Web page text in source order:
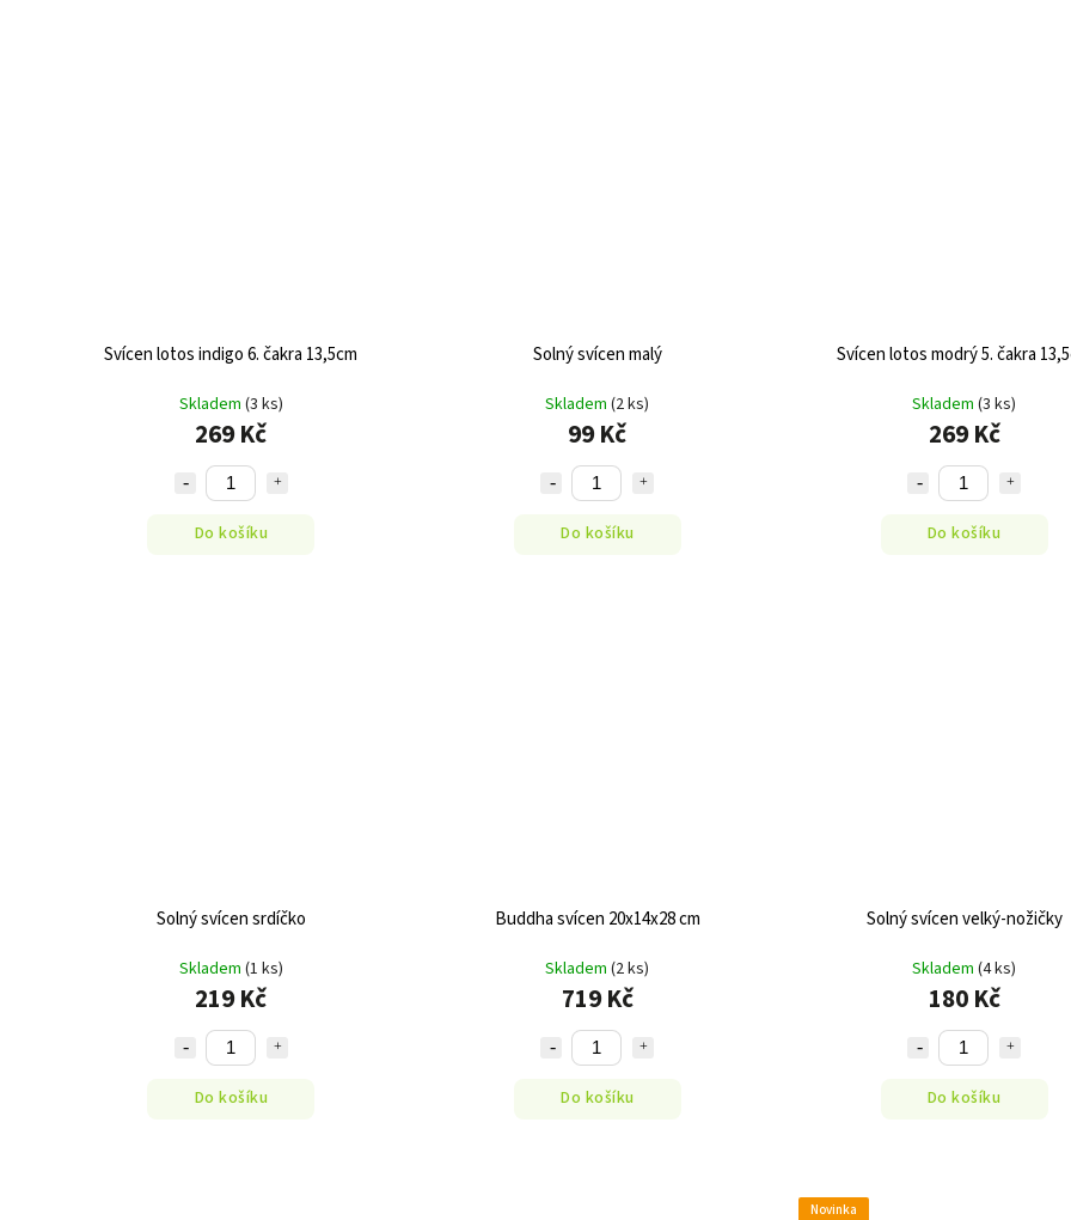
Svícen lotos indigo 6. čakra 13,5cm
Skladem (3 ks)
269 Kč
Do košíku
Solný svícen malý
Skladem(2 ks)
99 Kč
Do košíku
Svícen lotos modrý 5. čakra
Skladem(3 ks)
269 Kč
Do košíku
Solný svícen srdíčko
Skladem (1 ks)
219 Kč
Do košíku
Buddha svícen 20x14x28 cm
Skladem(2 ks)
719 Kč
Do košíku
Solný svícen velký-nožičky
Skladem(4 ks)
180 Kč
Do košíku
Novinka